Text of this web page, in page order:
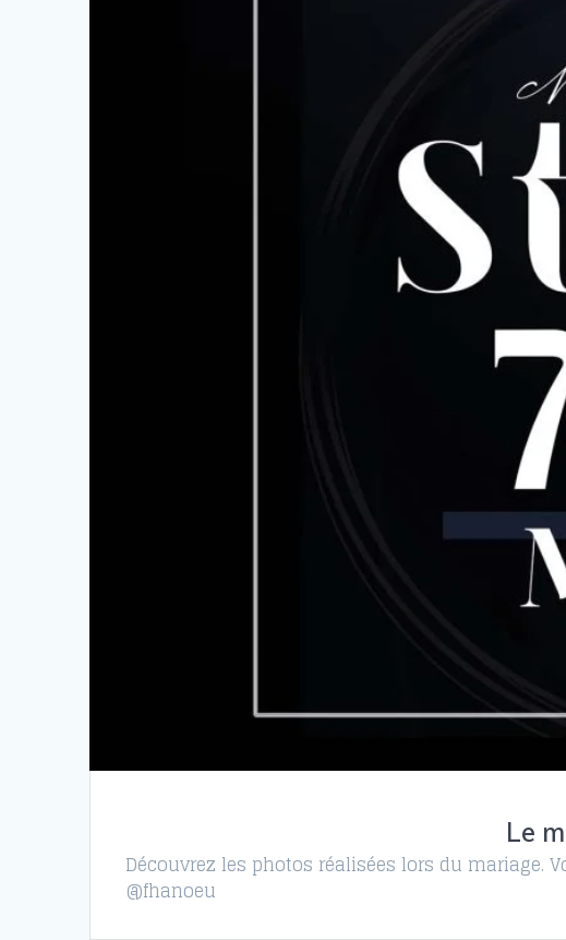
Le
Découvrez les photos réalisées lors du mariage.
@fhanoeu